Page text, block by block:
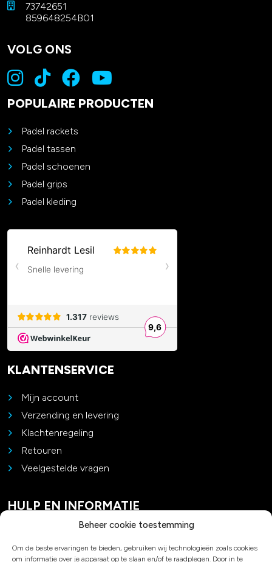
Beheer cookie toestemming
Om de beste ervaringen te bieden, gebruiken wij technologieën zoals cookies
om informatie over je apparaat op te slaan en/of te raadplegen. Door in te
73742651
859648254B01
VOLG ONS
POPULAIRE PRODUCTEN
Padel rackets
Padel tassen
Padel schoenen
Padel grips
Padel kleding
KLANTENSERVICE
Mijn account
Verzending en levering
Klachtenregeling
Retouren
Veelgestelde vragen
HULP EN INFORMATIE
Padel advies